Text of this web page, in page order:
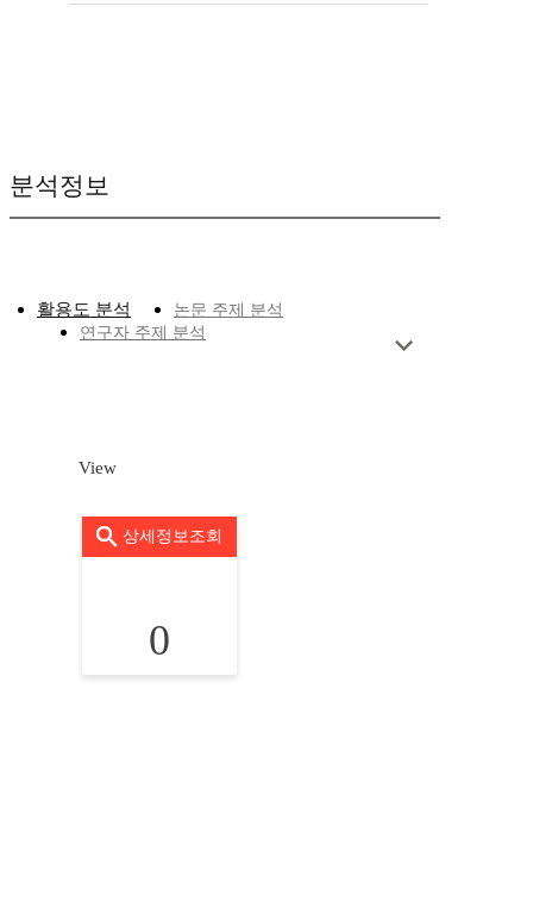
분석정보
활용도 분석
논문 주제 분석
연구자 주제 분석
View
상세정보조회
0